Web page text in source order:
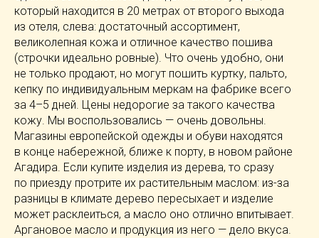
который находится в 20 метрах от второго выхода
из отеля, слева: достаточный ассортимент,
великолепная кожа и отличное качество пошива
(строчки идеально ровные). Что очень удобно, они
не только продают, но могут пошить куртку, пальто,
кепку по индивидуальным меркам на фабрике всего
за 4–5 дней. Цены недорогие за такого качества
кожу. Мы воспользовались — очень довольны.
Магазины европейской одежды и обуви находятся
в конце набережной, ближе к порту, в новом районе
Агадира. Если купите изделия из дерева, то сразу
по приезду протрите их растительным маслом: из-за
разницы в климате дерево пересыхает и изделие
может расклеиться, а масло оно отлично впитывает.
Аргановое масло и продукция из него — дело вкуса.